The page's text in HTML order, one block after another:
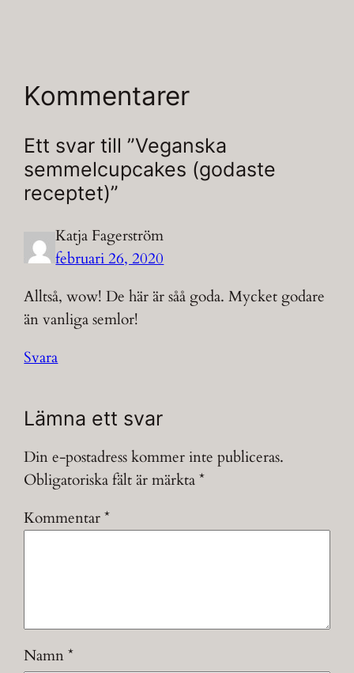
Kommentarer
Ett svar till ”Veganska
semmelcupcakes (godaste
receptet)”
Katja Fagerström
februari 26, 2020
Alltså, wow! De här är såå goda. Mycket godare
än vanliga semlor!
Svara
Lämna ett svar
Din e-postadress kommer inte publiceras.
Obligatoriska fält är märkta*
Kommentar*
Namn*